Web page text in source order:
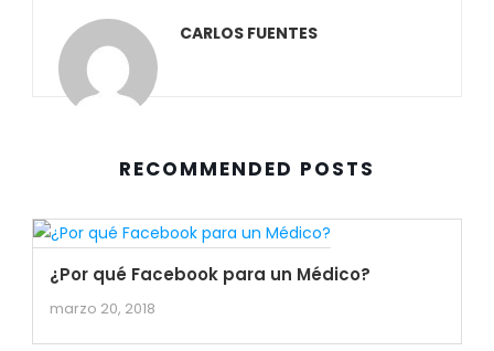
CARLOS FUENTES
RECOMMENDED POSTS
¿Por qué Facebook para un Médico?
marzo 20, 2018